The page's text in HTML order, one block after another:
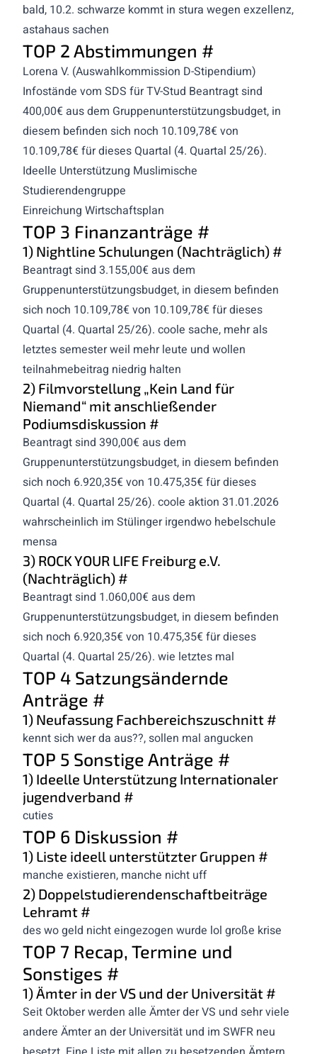
bald, 10.2. schwarze kommt in stura wegen exzellenz,
astahaus sachen
TOP 2 Abstimmungen #
Lorena V. (Auswahlkommission D-Stipendium)
Infostände vom SDS für TV-Stud Beantragt sind
400,00€ aus dem Gruppenunterstützungsbudget, in
diesem befinden sich noch 10.109,78€ von
10.109,78€ für dieses Quartal (4. Quartal 25/26).
Ideelle Unterstützung Muslimische
Studierendengruppe
Einreichung Wirtschaftsplan
TOP 3 Finanzanträge #
1) Nightline Schulungen (Nachträglich) #
Beantragt sind 3.155,00€ aus dem
Gruppenunterstützungsbudget, in diesem befinden
sich noch 10.109,78€ von 10.109,78€ für dieses
Quartal (4. Quartal 25/26). coole sache, mehr als
letztes semester weil mehr leute und wollen
teilnahmebeitrag niedrig halten
2) Filmvorstellung „Kein Land für
Niemand“ mit anschließender
Podiumsdiskussion #
Beantragt sind 390,00€ aus dem
Gruppenunterstützungsbudget, in diesem befinden
sich noch 6.920,35€ von 10.475,35€ für dieses
Quartal (4. Quartal 25/26). coole aktion 31.01.2026
wahrscheinlich im Stülinger irgendwo hebelschule
mensa
3) ROCK YOUR LIFE Freiburg e.V.
(Nachträglich) #
Beantragt sind 1.060,00€ aus dem
Gruppenunterstützungsbudget, in diesem befinden
sich noch 6.920,35€ von 10.475,35€ für dieses
Quartal (4. Quartal 25/26). wie letztes mal
TOP 4 Satzungsändernde
Anträge #
1) Neufassung Fachbereichszuschnitt #
kennt sich wer da aus??, sollen mal angucken
TOP 5 Sonstige Anträge #
1) Ideelle Unterstützung Internationaler
jugendverband #
cuties
TOP 6 Diskussion #
1) Liste ideell unterstützter Gruppen #
manche existieren, manche nicht uff
2) Doppelstudierendenschaftbeiträge
Lehramt #
des wo geld nicht eingezogen wurde lol große krise
TOP 7 Recap, Termine und
Sonstiges #
1) Ämter in der VS und der Universität #
Seit Oktober werden alle Ämter der VS und sehr viele
andere Ämter an der Universität und im SWFR neu